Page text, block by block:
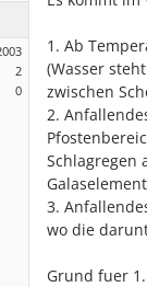
2
0
1. Ab
(Wasser
zwischen
2.
Schlagregen
3.
wo die
Grund fuer